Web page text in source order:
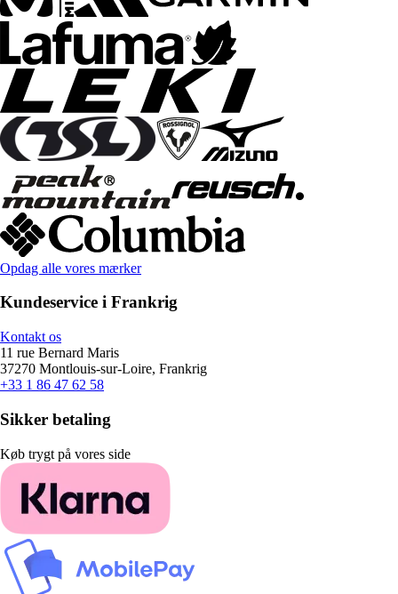
Opdag alle vores mærker
Kundeservice i Frankrig
Kontakt os
11 rue Bernard Maris
37270 Montlouis-sur-Loire, Frankrig
+33 1 86 47 62 58
Sikker betaling
Køb trygt på vores side